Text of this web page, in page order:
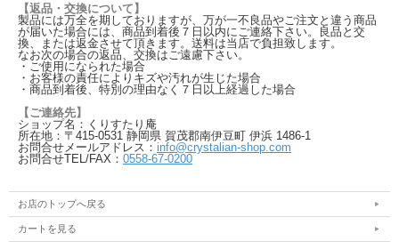
【返品・交換について】
製品には万全を期しておりますが、万が一不良品やご注文と違う商品
が届いた場合には、商品到着後７日以内にご連絡下さい。良品と交
換、または返金させて頂きます。送料は当店で負担致します。
なお次の場合の返品、交換はご遠慮下さい。
・ご使用になられた場合
・お客様の責任によりキズや汚れが生じた場合
・商品到着後、特別の理由なく７日以上経過した場合
【ご連絡先】
ショップ名：くりすたり庵
所在地：〒415-0531 静岡県 賀茂郡南伊豆町 伊浜 1486-1
お問合せメールアドレス： info@crystalian-shop.com
お問合せTEL/FAX： 0558-67-0200
お店のトップへ戻る
カートを見る